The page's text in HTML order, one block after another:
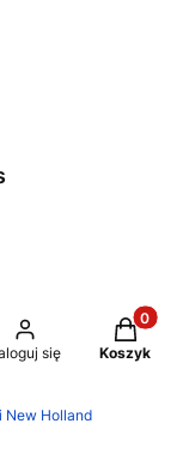
się Koszyk
New Holland